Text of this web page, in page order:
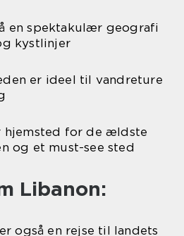
en spektakulær geografi
kystlinjer
er ideel til vandreture
hjemsted for de ældste
og et must-see sted
Libanon:
også en rejse til landets